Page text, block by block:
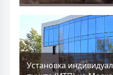
Установка